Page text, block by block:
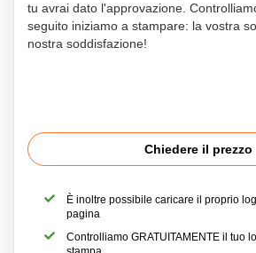
tu avrai dato l'approvazione.
seguito iniziamo a stampare: la vostra
nostra soddisfazione!
Chiedere il prezzo
È inoltre possibile caricare il proprio
pagina
Controlliamo GRATUITAMENTE il tuo